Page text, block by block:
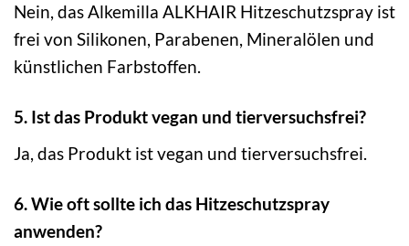
Nein, das Alkemilla ALKHAIR Hitzeschutzspray ist
frei von Silikonen, Parabenen, Mineralölen und
künstlichen Farbstoffen.
5. Ist das Produkt vegan und tierversuchsfrei?
Ja, das Produkt ist vegan und tierversuchsfrei.
6. Wie oft sollte ich das Hitzeschutzspray
anwenden?